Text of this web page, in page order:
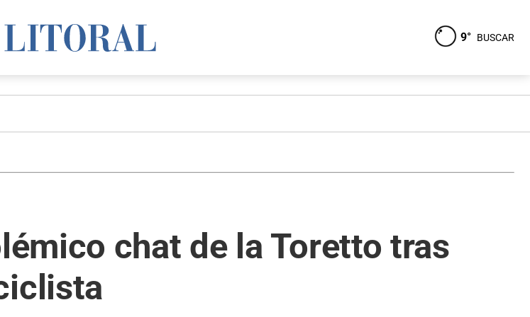
9° BUSCAR
chat de la Toretto tras